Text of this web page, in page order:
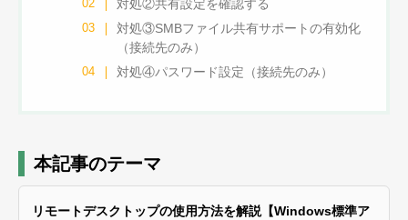
対処②共有設定を確認する
対処③SMBファイル共有サポートの有効化
（接続先のみ）
対処④パスワード設定（接続先のみ）
本記事のテーマ
リモートデスクトップの使用方法を解説【Windows標準ア